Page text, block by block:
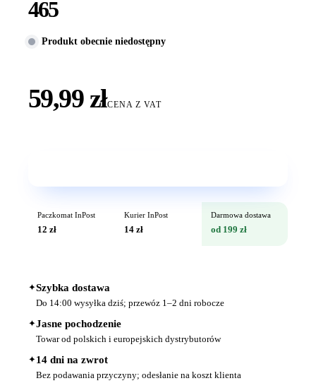
465
Produkt obecnie niedostępny
59,99 złCENA Z VAT
Paczkomat InPost
12 zł
Kurier InPost
14 zł
Darmowa dostawa
od 199 zł
✦Szybka dostawa
Do 14:00 wysyłka dziś; przewóz 1–2 dni robocze
✦Jasne pochodzenie
Towar od polskich i europejskich dystrybutorów
✦14 dni na zwrot
Bez podawania przyczyny; odesłanie na koszt klienta